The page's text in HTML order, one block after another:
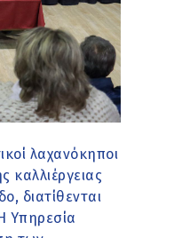
λαχανόκηποι
καλλιέργειας
διατίθενται
Υπηρεσία